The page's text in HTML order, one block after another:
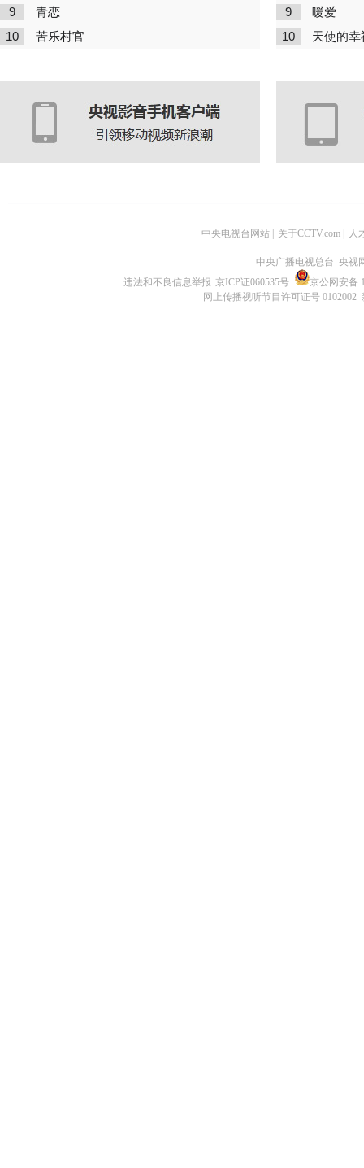
9 青恋
10 苦乐村官
9 暖爱
10 天使的幸
中央电视台网站 关于CCTV.com 人
中央广播电视总台 央视
违法和不良信息举报 京ICP证060535号
京公网安备
网上传播视听节目许可证号 0102002